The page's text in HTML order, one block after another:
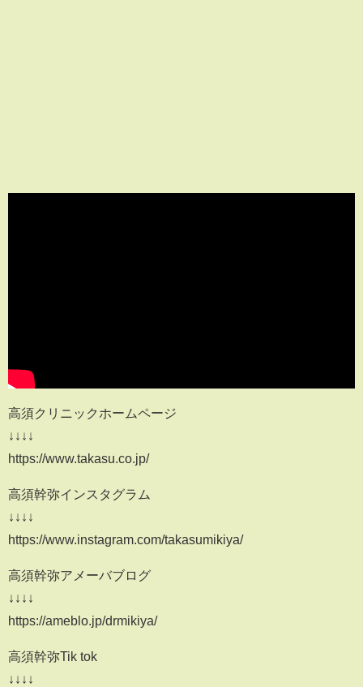
高須クリニックホームページ
↓↓↓↓
https://www.takasu.co.jp/
高須幹弥インスタグラム
↓↓↓↓
https://www.instagram.com/takasumikiya/
高須幹弥アメーバブログ
↓↓↓↓
https://ameblo.jp/drmikiya/
高須幹弥Tik tok
↓↓↓↓